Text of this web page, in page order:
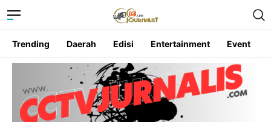
Trending Daerah Edisi Entertainment Event